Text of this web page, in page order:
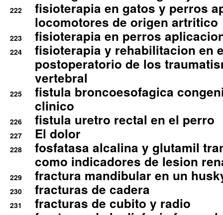
222
fisioterapia en gatos y perros
locomotores de origen artritico
223 fisioterapia en perros
224
fisioterapia y rehabilitacion en
postoperatorio de los
vertebral
225
fistula broncoesofagica
clinico
226 fistula uretro rectal en el perro
227 El dolor
228
fosfatasa alcalina y glutamil
como indicadores de lesion
229 fractura mandibular en un
230 fracturas de cadera
231 fracturas de cubito y radio